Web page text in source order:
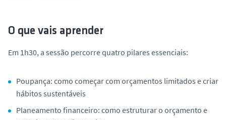
O que vais aprender
Em 1h30, a sessão percorre quatro pilares essenciais:
Poupança: como começar com orçamentos limitados e criar
hábitos sustentáveis
Planeamento financeiro: como estruturar o orçamento e